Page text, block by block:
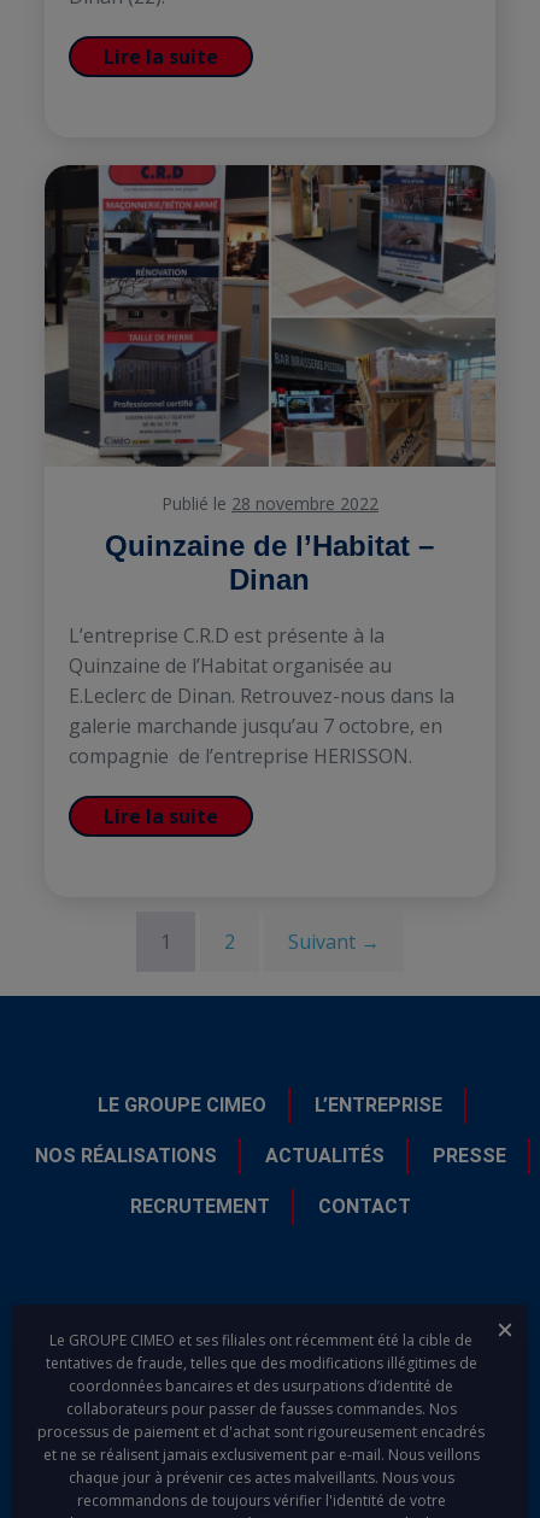
Le GROUPE CIMEO et ses filiales ont récemment été la cible de
tentatives de fraude, telles que des modifications illégitimes de
coordonnées bancaires et des usurpations d’identité de
collaborateurs pour passer de fausses commandes. Nos
processus de paiement et d'achat sont rigoureusement encadrés
et ne se réalisent jamais exclusivement par e-mail. Nous veillons
chaque jour à prévenir ces actes malveillants. Nous vous
recommandons de toujours vérifier l'identité de votre
Lire la suite
Quinzaine de l’Habitat –
Dinan
Publié le 28 novembre 2022
L’entreprise C.R.D est présente à la
Quinzaine de l’Habitat organisée au
E.Leclerc de Dinan. Retrouvez-nous dans la
galerie marchande jusqu’au 7 octobre, en
compagnie de l’entreprise HERISSON.
Lire la suite
1 2 Suivant →
LE GROUPE CIMEO L’ENTREPRISE
NOS RÉALISATIONS ACTUALITÉS PRESSE
RECRUTEMENT CONTACT
linkedin youtube